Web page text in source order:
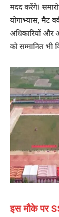
मदद करेंगे।
योगाभ्यास, मैट
अधिकारियों और
को सम्मानित भी
इस मौके पर